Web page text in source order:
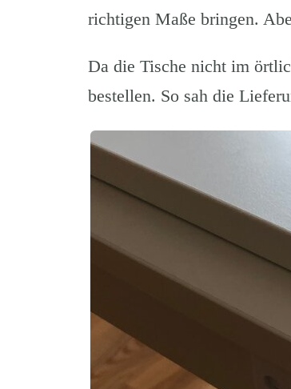
richtigen Maße bringen.
Da die Tische nicht im
bestellen. So sah die